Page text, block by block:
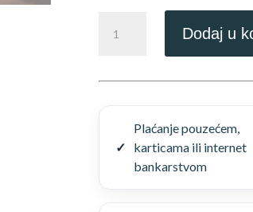
Shaabi
„Dubina
Boswellia
Dodaj u
Plaćanje pouzećem,
karticama ili internet
bankarstvom